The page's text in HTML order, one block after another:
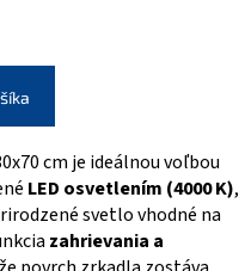
cm je ideálnou voľbou
LED osvetlením (4000 K),
svetlo vhodné na
zahrievania a